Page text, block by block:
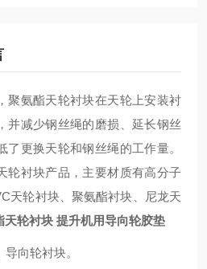
聚氨酯天轮衬块在天轮上安装衬
并减少钢丝绳的磨损、延长钢丝
更换天轮和钢丝绳的工作量。
轮衬块产品，主要材质有高分子
天轮衬块、聚氨酯衬块、尼龙天
天轮衬块 提升机用导向轮胶垫
向轮衬块。